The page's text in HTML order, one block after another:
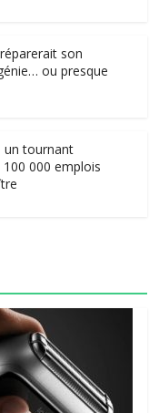
son
ou presque
un tournant
100 000 emplois